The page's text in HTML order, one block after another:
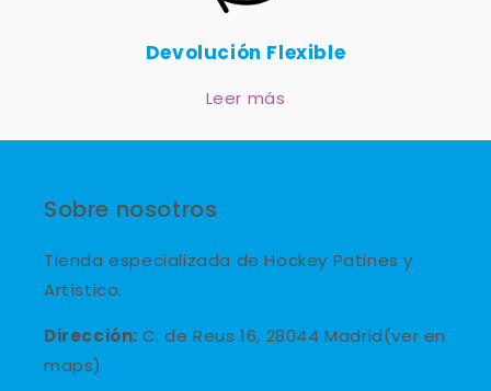
Devolución Flexible
Leer más
Sobre nosotros
Tienda especializada de Hockey Patines y
Artístico.
Dirección: C. de Reus 16, 28044 Madrid(ver en
maps)